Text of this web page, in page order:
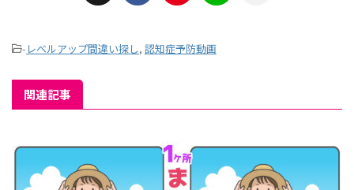
- レベルアップ間違い探し, 認知症予防動画
関連記事